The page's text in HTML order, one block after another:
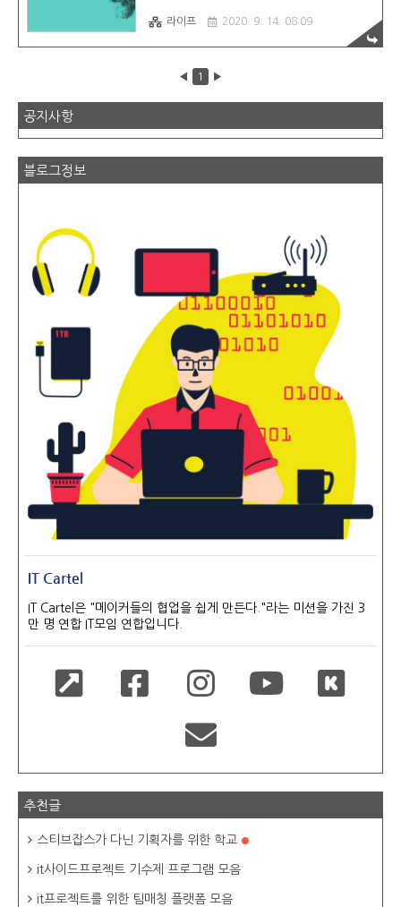
하여 길게 읍하고..
기획 업무를 한적이 있어서 블록체인, 인공지
능같은 기술 얘기도 좀 다뤄보려고 하고요. 아
직 학생이라고 하기 조차 어려운 철학 입문자
합니다:) 비트겐슈타인, 수학의 기초에 관한 고
찰 1부 - (1) 최대한 자세하게 남겨두겠다는 욕
다니기만해서 괴로운
라이프 2020. 9. 14. 08:09
◀ 1 ▶
공지사항
블로그정보
IT Cartel
IT Cartel은 "메이커들의 협업을 쉽게 만든다."라는 미션을 가진 3
만 명 연합 IT모임 연합입니다.
추천글
스티브잡스가 다닌 기획자를 위한 학교
it사이드프로젝트 기수제 프로그램 모음
it프로젝트를 위한 팀매칭 플랫폼 모음